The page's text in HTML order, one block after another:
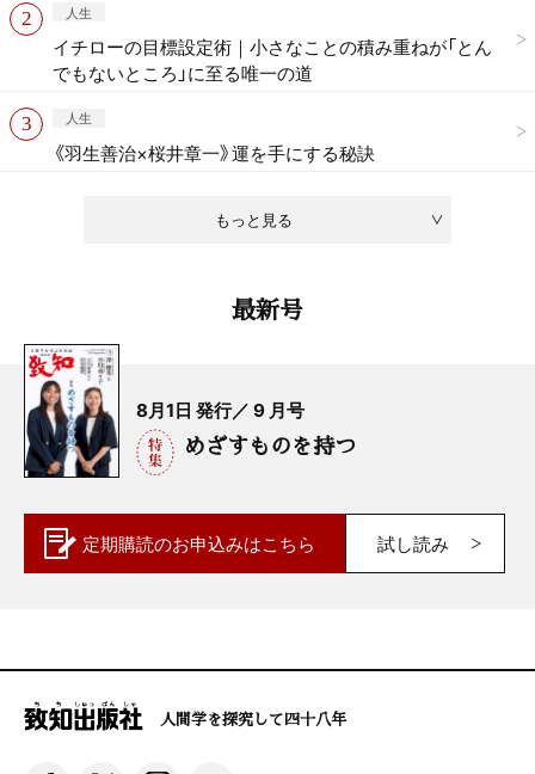
もっと見る
人生
イチローの目標設定術｜小さなことの積み重ねが「とん
でもないところ」に至る唯一の道
人生
《羽生善治×桜井章一》運を手にする秘訣
最新号
8月1日 発行／ 9 月号
めざすものを持つ
定期購読のお申込みはこちら 試し読み
人間学を探究して四十八年